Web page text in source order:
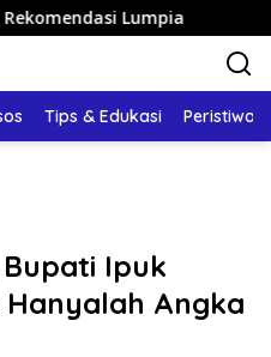
Panduan
Tips & Edukasi Peristiwa
Bupati Ipuk
Angka